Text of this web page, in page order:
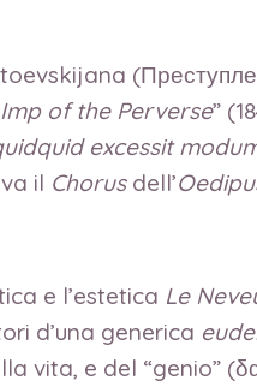
of the Perverse”
excessit
il Chorusdell’
e l’estetica Le
d’una generica
vita, e del “genio”